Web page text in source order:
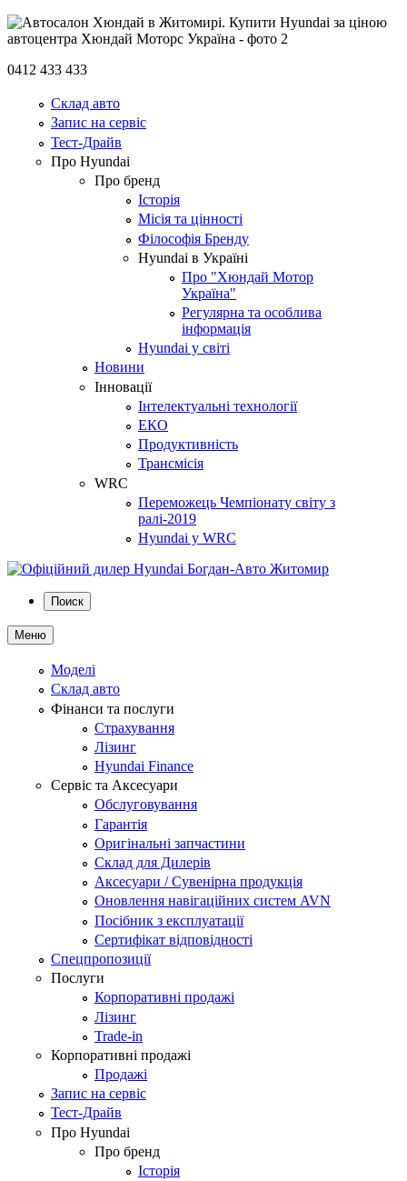
0412 433 433
Склад авто
Запис на сервіс
Тест-Драйв
Про Hyundai
Про бренд
Історія
Місія та цінності
Філософія Бренду
Hyundai в Україні
Про "Хюндай Мотор
Україна"
Регулярна та особлива
інформація
Hyundai у світі
Новини
Інновації
Інтелектуальні технології
ЕКО
Продуктивність
Трансмісія
WRC
Переможець Чемпіонату світу з
ралі-2019
Hyundai у WRC
Поиск
Меню
Моделі
Склад авто
Фінанси та послуги
Страхування
Лізинг
Hyundai Finance
Сервіс та Аксесуари
Обслуговування
Гарантія
Оригінальні запчастини
Склад для Дилерів
Аксесуари / Сувенірна продукція
Оновлення навігаційних систем AVN
Посібник з експлуатації
Сертифікат відповідності
Спецпропозиції
Послуги
Корпоративні продажі
Лізинг
Trade-in
Корпоративні продажі
Продажі
Запис на сервіс
Тест-Драйв
Про Hyundai
Про бренд
Історія